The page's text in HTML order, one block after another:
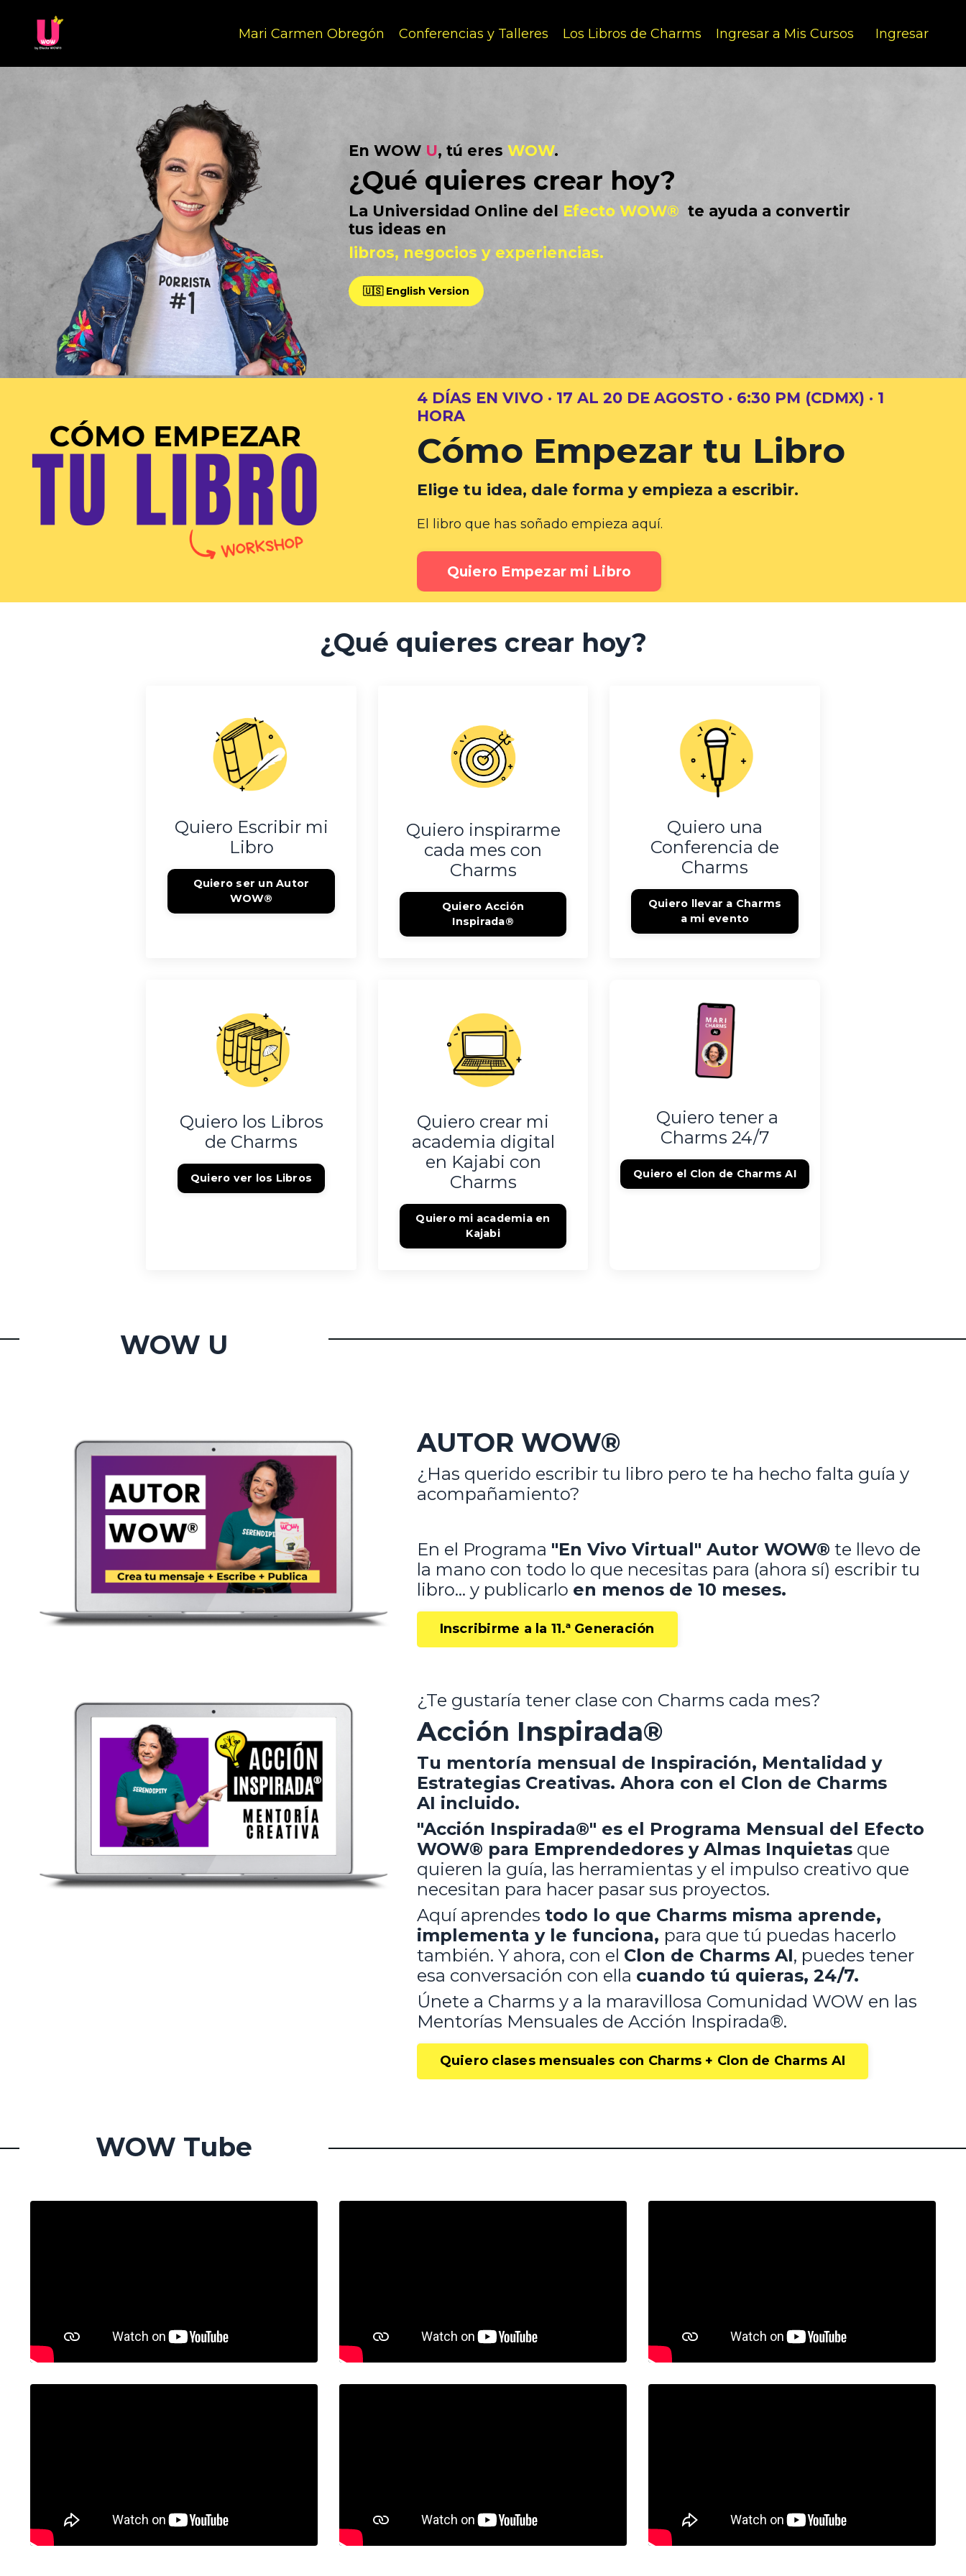
Mari Carmen Obregón Conferencias y Talleres Los Libros de Charms Ingresar a Mis Cursos Ingresar
En WOW U, tú eres WOW.
¿Qué quieres crear hoy?
La Universidad Online del Efecto WOW® te ayuda a convertir
tus ideas en
libros, negocios y experiencias.
🇺🇸 English Version
4 DÍAS EN VIVO · 17 AL 20 DE AGOSTO · 6:30 PM (CDMX) · 1
HORA
Cómo Empezar tu Libro
Elige tu idea, dale forma y empieza a escribir.
El libro que has soñado empieza aquí.
Quiero Empezar mi Libro
¿Qué quieres crear hoy?
Quiero Escribir mi
Libro
Quiero ser un Autor
WOW®
Quiero inspirarme
cada mes con
Charms
Quiero Acción
Inspirada®
Quiero una
Conferencia de
Charms
Quiero llevar a Charms
a mi evento
Quiero los Libros
de Charms
Quiero ver los Libros
Quiero crear mi
academia digital
en Kajabi con
Charms
Quiero mi academia en
Kajabi
Quiero tener a
Charms 24/7
Quiero el Clon de Charms AI
WOW U
AUTOR WOW®
¿Has querido escribir tu libro pero te ha hecho falta guía y
acompañamiento?
En el Programa "En Vivo Virtual" Autor WOW® te llevo de
la mano con todo lo que necesitas para (ahora sí) escribir tu
libro... y publicarlo en menos de 10 meses.
Inscribirme a la 11.ª Generación
¿Te gustaría tener clase con Charms cada mes?
Acción Inspirada®
Tu mentoría mensual de Inspiración, Mentalidad y
Estrategias Creativas. Ahora con el Clon de Charms
AI incluido.
"Acción Inspirada®" es el Programa Mensual del Efecto
WOW® para Emprendedores y Almas Inquietas que
quieren la guía, las herramientas y el impulso creativo que
necesitan para hacer pasar sus proyectos.
Aquí aprendes todo lo que Charms misma aprende,
implementa y le funciona, para que tú puedas hacerlo
también. Y ahora, con el Clon de Charms AI, puedes tener
esa conversación con ella cuando tú quieras, 24/7.
Únete a Charms y a la maravillosa Comunidad WOW en las
Mentorías Mensuales de Acción Inspirada®.
Quiero clases mensuales con Charms + Clon de Charms AI
WOW Tube